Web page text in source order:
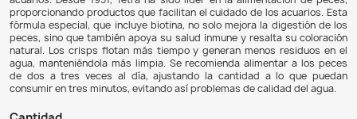
TETRAPRO TROPICAL COLOR CRISPS
COMIDA PECES ACUARIOS
$ 51.900
$ 47.748 8% DE DESCUENTO